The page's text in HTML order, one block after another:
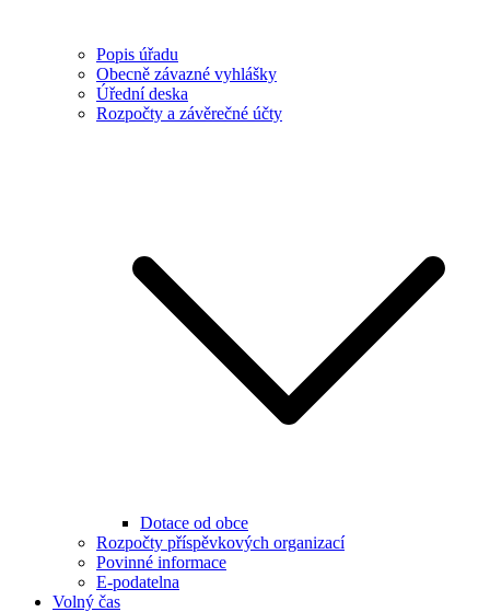
Popis úřadu
Obecně závazné vyhlášky
Úřední deska
Rozpočty a závěrečné účty
Dotace od obce
Rozpočty příspěvkových organizací
Povinné informace
E-podatelna
Volný čas